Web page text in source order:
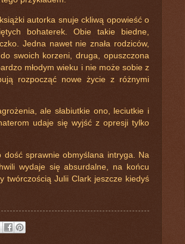
autorka snuje ckliwą opowieść o
bohaterek. Obie takie biedne,
Jedna nawet nie znała rodziców,
swoich korzeni, druga, opuszczona
młodym wieku i nie może sobie z
rozpocząć nowe życie z różnymi
ale słabiutkie ono, leciutkie i
udaje się wyjść z opresji tylko
sprawnie obmyślana intryga. Na
wydaje się absurdalne, na końcu
twórczością Julii Clark jeszcze kiedyś